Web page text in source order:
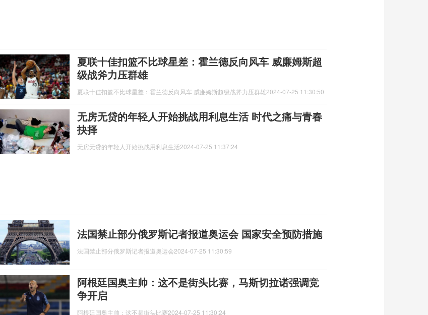
夏联十佳扣篮不比球星差：霍兰德反向风车 威廉姆斯超
级战斧力压群雄
夏联十佳扣篮不比球星差：霍兰德反向风车 威廉姆斯超级战斧力压群雄2024-07-25 11:30:50
无房无贷的年轻人开始挑战用利息生活 时代之痛与青春
抉择
无房无贷的年轻人开始挑战用利息生活2024-07-25 11:37:24
法国禁止部分俄罗斯记者报道奥运会 国家安全预防措施
法国禁止部分俄罗斯记者报道奥运会2024-07-25 11:30:59
阿根廷国奥主帅：这不是街头比赛，马斯切拉诺强调竞
争开启
阿根廷国奥主帅：这不是街头比赛2024-07-25 11:30:24